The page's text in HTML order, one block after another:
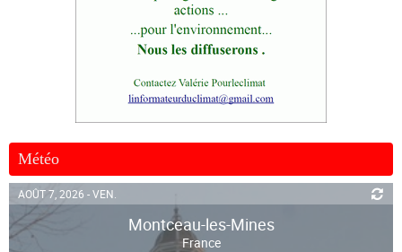
Météo
AOÛT 7, 2026 - VEN.
Montceau-les-Mines
France